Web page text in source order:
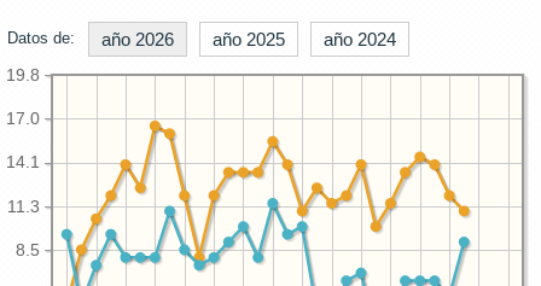
Datos de: año 2026 año 2025 año 2024
8.5
11.3
14.1
17.0
19.8